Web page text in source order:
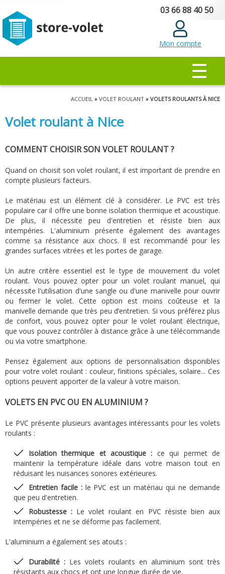
principal
03 66 88 40 50
Mon compte
☰
Vous êtes ici
ACCUEIL » VOLET ROULANT » VOLETS ROULANTS À NICE
Volet roulant à Nice
COMMENT CHOISIR SON VOLET ROULANT ?
Quand on choisit son volet roulant, il est important de prendre en
compte plusieurs facteurs.
Le matériau est un élément clé à considérer. Le PVC est très
populaire car il offre une bonne isolation thermique et acoustique.
De plus, il nécessite peu d'entretien et résiste bien aux
intempéries. L'aluminium présente également des avantages
comme sa résistance aux chocs. Il est recommandé pour les
grandes surfaces vitrées et les portes de garage.
Un autre critère essentiel est le type de mouvement du volet
roulant. Vous pouvez opter pour un volet roulant manuel, qui
nécessite l'utilisation d'une sangle ou d'une manivelle pour ouvrir
ou fermer le volet. Cette option est moins coûteuse et la
manivelle demande que très peu d’entretien. Si vous préférez plus
de confort, vous pouvez opter pour le volet roulant électrique,
que vous pouvez contrôler à distance grâce à une télécommande
ou via votre smartphone.
Pensez également aux options de personnalisation disponibles
pour votre volet roulant : couleur, finitions spéciales, solaire... Ces
options peuvent apporter de la valeur à votre maison.
VOLETS EN PVC OU EN ALUMINIUM ?
Le PVC présente plusieurs avantages intéressants pour les volets
roulants :
Isolation thermique et acoustique : ce qui permet de
maintenir la température idéale dans votre maison tout en
réduisant les nuisances sonores extérieures.
Entretien facile :le PVC est un matériau qui ne demande
que peu d'entretien.
Robustesse :Le volet roulant en PVC résiste bien aux
intempéries et ne se déforme pas facilement.
L'aluminium a également ses atouts :
Durabilité :Les volets roulants en aluminium sont très
résistants aux chocs et ont une longue durée de vie.